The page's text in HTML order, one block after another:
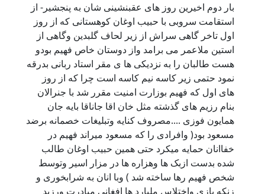
بار دوم اخیرین روز های عقبنشینی شان به پنجشیر- از
استقامت سروبی با حبیب اوغان کوهستانی که از روز
اول تاخر گاهی سراش از زیر لحاف گلبدین وگاهی از
استین ملاعمر می برامد واز دوستان خاص فهیم بودو
هست طالبان را به نزدیکی ها ی مقر استاد ربانی بدرقه
نمود حتمی زیر کاسه نیم کاسه است چرا که از روز
های اول که فهیم بوزارت امنیت مقرر شد با جنرالان
بنام رزیم های گذشته مثل خان اقا جاناقا بایه جان
همایون فوزی ....مصروف کنایه وتبلیغات خصمانه برضد
مسعود بود( وافرادی را که مسعود میراند فهیم در
خفاانان حمایه میکرد حتی همین حبیب اوغان طالب
شده بدست ازبک ها وهزاره ها در مزار اسیر وتوسط
شخص فهیم رها ساخته شد ) وبا انان به شرابخوری و
زنکه بازی واختلاس ملیارد ها افغانی مبادرت ورزید